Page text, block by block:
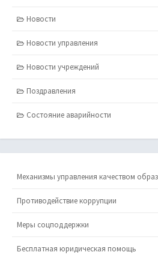
Новости
Новости управления
Новости учреждений
Поздравления
Состояние аварийности
Механизмы управления качеством
Противодействие коррупции
Меры соцподдержки
Бесплатная юридическая помощь